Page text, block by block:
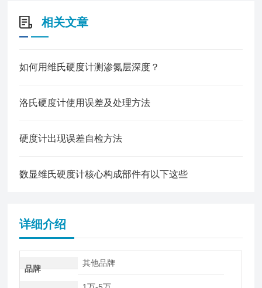
相关文章
如何用维氏硬度计测渗氮层深度？
洛氏硬度计使用误差及处理方法
硬度计出现误差自检方法
数显维氏硬度计核心构成部件有以下这些
详细介绍
品牌
其他品牌